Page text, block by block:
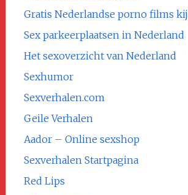
Gratis Nederlandse porno films
Sex parkeerplaatsen in Nederland
Het sexoverzicht van Nederland
Sexhumor
Sexverhalen.com
Geile Verhalen
Aador – Online sexshop
Sexverhalen Startpagina
Red Lips